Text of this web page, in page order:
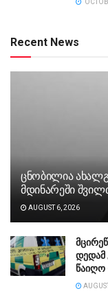
Recent News
ცნობილია
მდინარეში
AUGUST 6, 2026
დედამ
წაიღო